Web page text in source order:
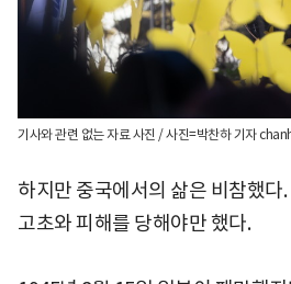
기사와 관련 없는 자료 사진 / 사진=박찬하 기자
하지만 중국에서의 삶은 비참했다
고초와 피해를 당해야만 했다.